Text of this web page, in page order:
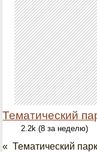
Тематический
2.2k (8 за неделю)
« Тематический